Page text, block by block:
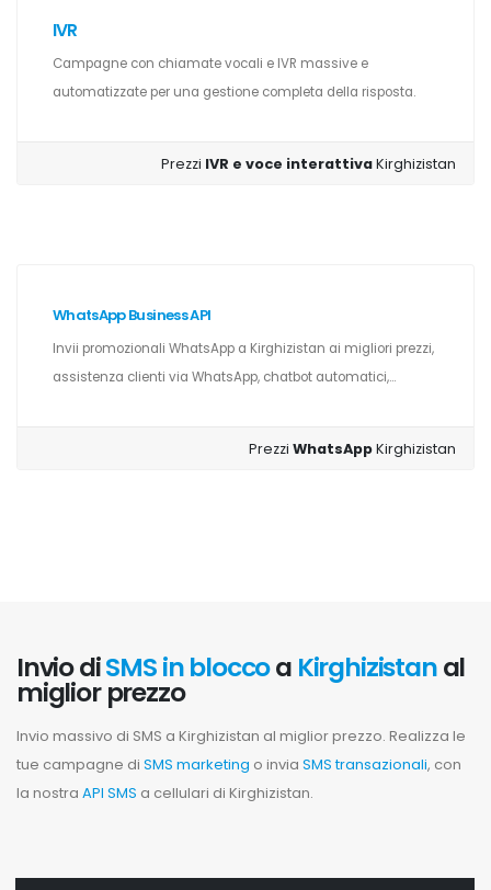
IVR
Campagne con chiamate vocali e IVR massive e
automatizzate per una gestione completa della risposta.
Prezzi IVR e voce interattivaKirghizistan
WhatsApp Business API
Invii promozionali WhatsApp a Kirghizistan ai migliori prezzi,
assistenza clienti via WhatsApp, chatbot automatici,...
PrezziWhatsAppKirghizistan
Invio diSMS in bloccoa Kirghizistanal
miglior prezzo
Invio massivo di SMS a Kirghizistan al miglior prezzo. Realizza le
tue campagne di SMS marketing o invia SMS transazionali, con
la nostra API SMS a cellulari di Kirghizistan.